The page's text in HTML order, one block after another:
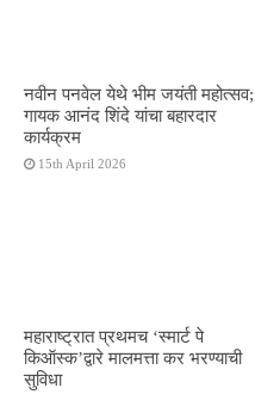
नवीन पनवेल येथे भीम जयंती महोत्सव;
गायक आनंद शिंदे यांचा बहारदार
कार्यक्रम
15th April 2026
महाराष्ट्रात प्रथमच ‌‘स्मार्ट पे
किऑस्क‌’द्वारे मालमत्ता कर भरण्याची
सुविधा